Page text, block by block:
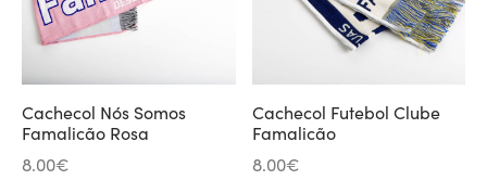
Cachecol Nós Somos
Famalicão Rosa
8.00€
Cachecol Futebol Clube
Famalicão
8.00€